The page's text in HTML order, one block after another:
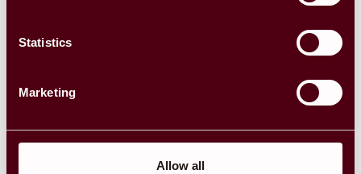
Statistics
Marketing
Allow all
Butikssælgere
Praktisk støtte i hverdagen